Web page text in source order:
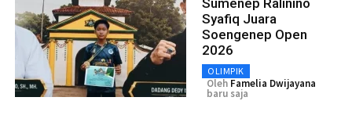
Syafiq Juara
Soengenep Open
2026
OLIMPIK
Oleh Famelia Dwijayana
baru saja